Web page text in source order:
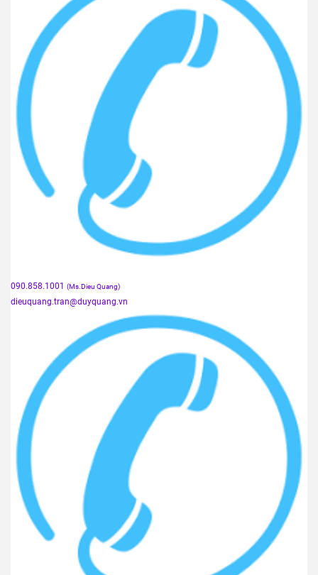
090.858.1001 (Ms.Dieu Quang)
dieuquang.tran@duyquang.vn